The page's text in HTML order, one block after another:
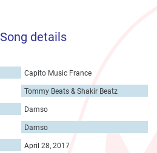
Song details
Capito Music France
Tommy Beats & Shakir Beatz
Damso
Damso
April 28, 2017